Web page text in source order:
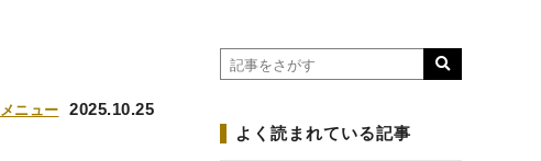
メニュー 2025.10.25
よく読まれている記事